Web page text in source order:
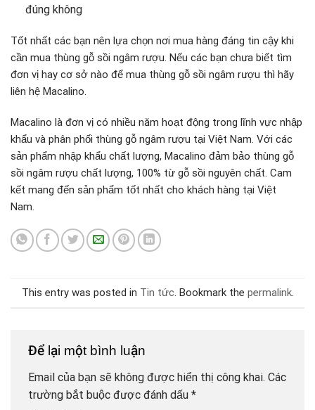
đúng không
Tốt nhất các bạn nên lựa chọn nơi mua hàng đáng tin cậy khi
cần mua thùng gỗ sồi ngâm rượu. Nếu các bạn chưa biết tìm
đơn vị hay cơ sở nào để mua thùng gỗ sồi ngâm rượu thì hãy
liên hệ Macalino.
Macalino là đơn vị có nhiều năm hoạt động trong lĩnh vực nhập
khẩu và phân phối thùng gỗ ngâm rượu tại Việt Nam. Với các
sản phẩm nhập khẩu chất lượng, Macalino đảm bảo thùng gỗ
sồi ngâm rượu chất lượng, 100% từ gỗ sồi nguyên chất. Cam
kết mang đến sản phẩm tốt nhất cho khách hàng tại Việt
Nam.
This entry was posted in Tin tức. Bookmark the permalink.
Để lại một bình luận
Email của bạn sẽ không được hiển thị công khai. Các
trường bắt buộc được đánh dấu *